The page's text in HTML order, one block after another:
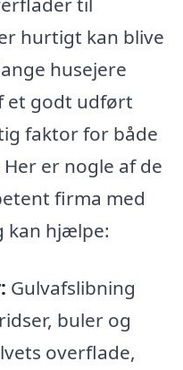
hurtigt kan blive
husejere
et godt udført
faktor for både
er nogle af de
firma med
kan hjælpe:
Gulvafslibning
buler og
overflade,